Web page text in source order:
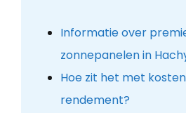
Informatie over
zonnepanelen in
Hoe zit het met
rendement?